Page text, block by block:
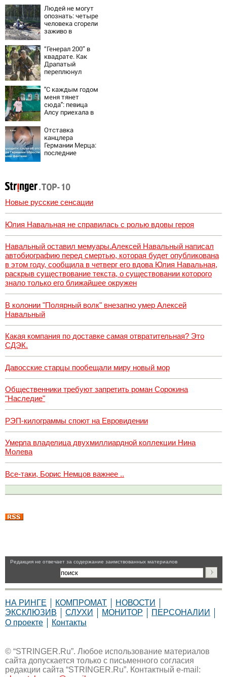
для Украины
Людей не могут
опознать: четыре
человека сгорели
заживо в
трассе
07/08/2026 –
Новости
“Генерал 200” в
квадрате. Как
Драпатый
переплюнул
"С каждым годом
меня тянет
сюда": певица
Алсу приехала в
деревню, где
прошло ее
детство
07/08/2026 –
Новости
Отставка
канцлера
Германии Мерца:
последние
Новые русские сенсации
Юлия Навальная не справилась с ролью вдовы героя
Навальный оставил мемуары.Алексей Навальный написал
автобиографию перед смертью, которая будет опубликована
в этом году, сообщила в четверг его вдова Юлия Навальная,
раскрыв существование текста, о существовании которого
знало только его ближайшее окружен
В колонии "Полярный волк" внезапно умер Алексей
Навальный
Какая компания по доставке самая отвратительная? Это
СДЭК.
Давосские старцы пообещали миру новый мор
Общественники требуют запретить роман Сорокина
"Наследие"
РЭП-килограммы споют на Евровидении
Умерла владелица двухмиллиардной коллекции Нина
Молева
Все-таки, Борис Немцов важнее ..
Pедакция не отвечает за содержание заимствованных материалов
НА РИНГЕ КОМПРОМАТ
НОВОСТИ
ЭКСКЛЮЗИВ
СЛУХИ МОНИТОР
ПЕРСОНАЛИИ
О проекте
Контакты
© “STRINGER.Ru”. Любое использование материалов
сайта допускается только с письменного согласия
редакции сайта “STRINGER.Ru”. Контактный e-mail: